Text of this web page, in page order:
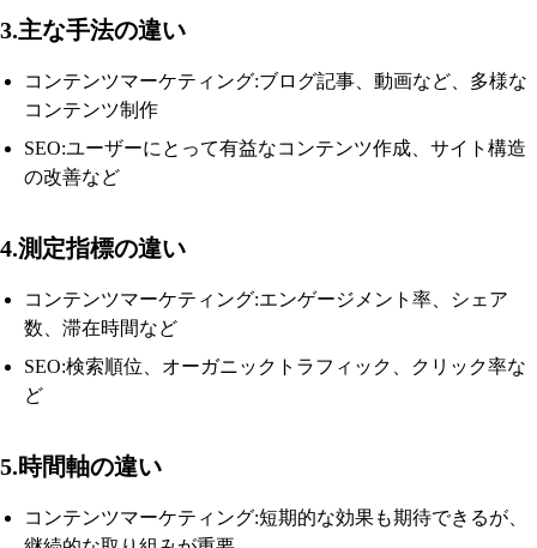
3.主な手法の違い
コンテンツマーケティング:ブログ記事、動画など、多様な
コンテンツ制作
SEO:ユーザーにとって有益なコンテンツ作成、サイト構造
の改善など
4.測定指標の違い
コンテンツマーケティング:エンゲージメント率、シェア
数、滞在時間など
SEO:検索順位、オーガニックトラフィック、クリック率な
ど
5.時間軸の違い
コンテンツマーケティング:短期的な効果も期待できるが、